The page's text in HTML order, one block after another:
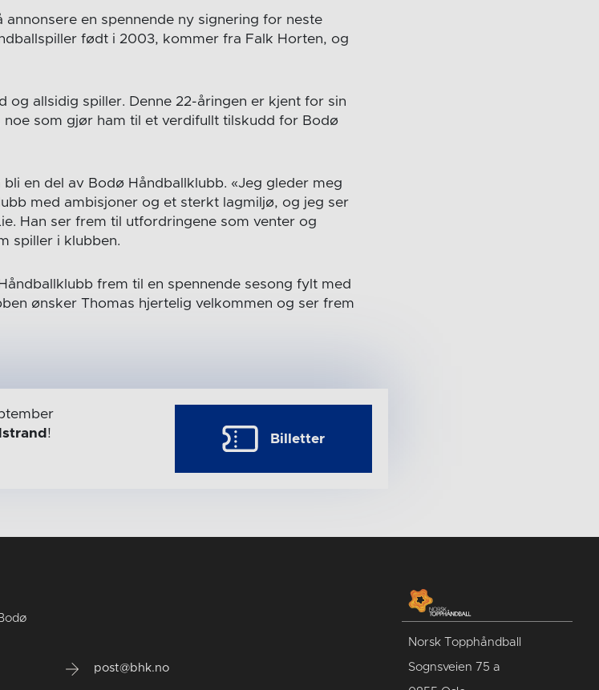
en spennende ny signering for neste
født i 2003, kommer fra Falk Horten, og
og allsidig spiller. Denne 22-åringen er kjent for sin
noe som gjør ham til et verdifullt tilskudd for Bodø
en del av Bodø Håndballklubb. «Jeg gleder meg
med ambisjoner og et sterkt lagmiljø, og jeg ser
Han ser frem til utfordringene som venter og
spiller i klubben.
frem til en spennende sesong fylt med
ønsker Thomas hjertelig velkommen og ser frem
! Billetter
post@bhk.no
Norsk Topphåndball
Sognsveien 75 a